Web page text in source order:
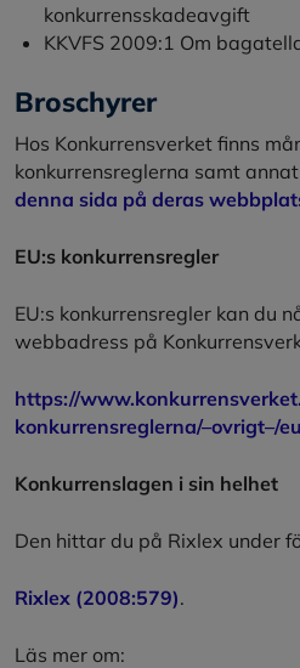
konkurrensskadeavgift
KKVFS 2009:1 Om
Broschyrer
Hos Konkurrensverket finns
konkurrensreglerna samt
denna sida på deras
EU:s konkurrensregler
EU:s konkurrensregler kan du
webbadress på
https://
konkurrensreglerna/–ovrigt–/
Konkurrenslagen i sin helhet
Den hittar du på Rixlex under
Rixlex (2008:579).
Läs mer om: